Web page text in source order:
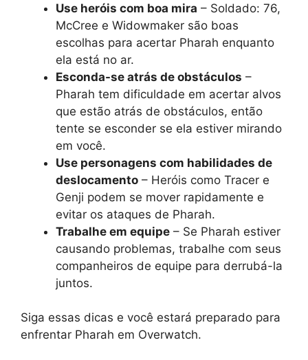
Use heróis com boa mira – Soldado: 76,
McCree e Widowmaker são boas
escolhas para acertar Pharah enquanto
ela está no ar.
Esconda-se atrás de obstáculos –
Pharah tem dificuldade em acertar alvos
que estão atrás de obstáculos, então
tente se esconder se ela estiver mirando
em você.
Use personagens com habilidades de
deslocamento – Heróis como Tracer e
Genji podem se mover rapidamente e
evitar os ataques de Pharah.
Trabalhe em equipe – Se Pharah estiver
causando problemas, trabalhe com seus
companheiros de equipe para derrubá-la
juntos.
Siga essas dicas e você estará preparado para
enfrentar Pharah em Overwatch.